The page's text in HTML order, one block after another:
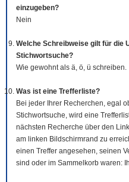
einzugeben?
Nein
Welche Schreibweise gilt für die
Stichwortsuche?
Wie gewohnt als ä, ö, ü schreiben.
Was ist eine Trefferliste?
Bei jeder Ihrer Recherchen, egal
Stichwortsuche, wird eine
nächsten Recherche über den
am linken Bildschirmrand zu
einen Treffer angesehen, seinen
sind oder im Sammelkorb waren: